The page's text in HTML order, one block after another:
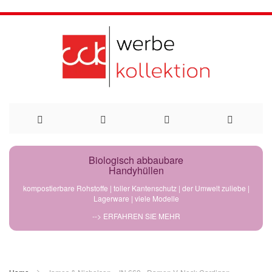
Direkt
Biologisch abbaubare
Handyhüllen
kompostierbare Rohstoffe | toller Kantenschutz | der Umwelt zuliebe |
Lagerware | viele Modelle
--> ERFAHREN SIE MEHR